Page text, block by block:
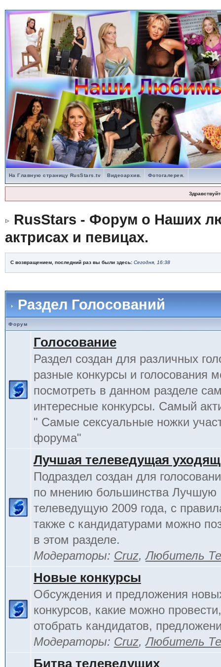
На Главную страницу RusStars.tv Видеоархив. Фотогалерея.
RusStars - Форум о Наших
актрисах и певицах.
С возвращением, последний раз вы были здесь: Сегодня, 16:38
Раздел Голосований
Форум
Голосование
Раздел создан для различных
разные конкурсы и голосования
посмотреть в данном разделе
интересные конкурсы. Самый
" Самые сексуальные ножки
форума"
Лучшая телеведущая
Подраздел создан для
по мнению большинства Лучшую
телеведущую 2009 года, с
также с кандидатурами можно
в этом разделе.
Модераторы: Cruz,Любитель
Новые конкурсы
Обсуждения и предложения
конкурсов, какие можно
отобрать кандидатов,
Модераторы: Cruz,Любитель
Битва телеведущих